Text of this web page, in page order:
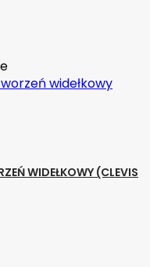
WIDEŁKOWY (CLEVIS